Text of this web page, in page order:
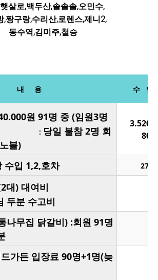
살로,백두산,솔솔솔,오민수,
,짱구랑,수리산,로렌스,제니2,
동수역,김미주,철승
내 용 수 입
원 91명 중 (임원3명
: 당일 불참 2명 회
블)
수입 1,2,호차
대) 대여비
두분 수고비
나무집 닭갈비) :회원 91명
가든 입장료 90명+1명(늦